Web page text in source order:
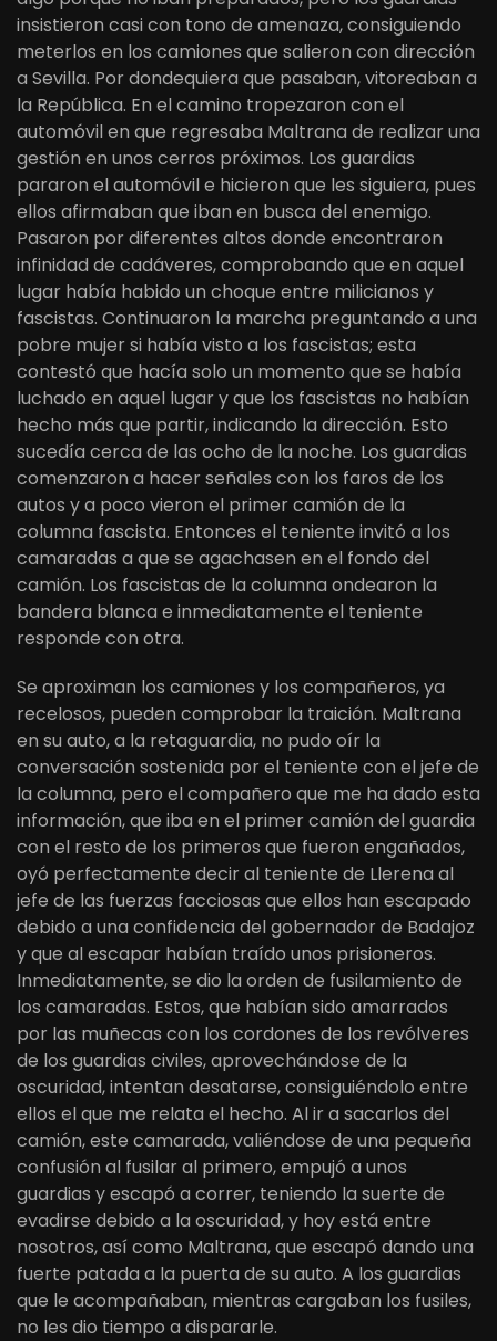
insistieron casi con tono de amenaza, consiguiendo
meterlos en los camiones que salieron con dirección
a Sevilla. Por dondequiera que pasaban, vitoreaban a
la República. En el camino tropezaron con el
automóvil en que regresaba Maltrana de realizar una
gestión en unos cerros próximos. Los guardias
pararon el automóvil e hicieron que les siguiera, pues
ellos afirmaban que iban en busca del enemigo.
Pasaron por diferentes altos donde encontraron
infinidad de cadáveres, comprobando que en aquel
lugar había habido un choque entre milicianos y
fascistas. Continuaron la marcha preguntando a una
pobre mujer si había visto a los fascistas; esta
contestó que hacía solo un momento que se había
luchado en aquel lugar y que los fascistas no habían
hecho más que partir, indicando la dirección. Esto
sucedía cerca de las ocho de la noche. Los guardias
comenzaron a hacer señales con los faros de los
autos y a poco vieron el primer camión de la
columna fascista. Entonces el teniente invitó a los
camaradas a que se agachasen en el fondo del
camión. Los fascistas de la columna ondearon la
bandera blanca e inmediatamente el teniente
responde con otra.
Se aproximan los camiones y los compañeros, ya
recelosos, pueden comprobar la traición. Maltrana
en su auto, a la retaguardia, no pudo oír la
conversación sostenida por el teniente con el jefe de
la columna, pero el compañero que me ha dado esta
información, que iba en el primer camión del guardia
con el resto de los primeros que fueron engañados,
oyó perfectamente decir al teniente de Llerena al
jefe de las fuerzas facciosas que ellos han escapado
debido a una confidencia del gobernador de Badajoz
y que al escapar habían traído unos prisioneros.
Inmediatamente, se dio la orden de fusilamiento de
los camaradas. Estos, que habían sido amarrados
por las muñecas con los cordones de los revólveres
de los guardias civiles, aprovechándose de la
oscuridad, intentan desatarse, consiguiéndolo entre
ellos el que me relata el hecho. Al ir a sacarlos del
camión, este camarada, valiéndose de una pequeña
confusión al fusilar al primero, empujó a unos
guardias y escapó a correr, teniendo la suerte de
evadirse debido a la oscuridad, y hoy está entre
nosotros, así como Maltrana, que escapó dando una
fuerte patada a la puerta de su auto. A los guardias
que le acompañaban, mientras cargaban los fusiles,
no les dio tiempo a dispararle.